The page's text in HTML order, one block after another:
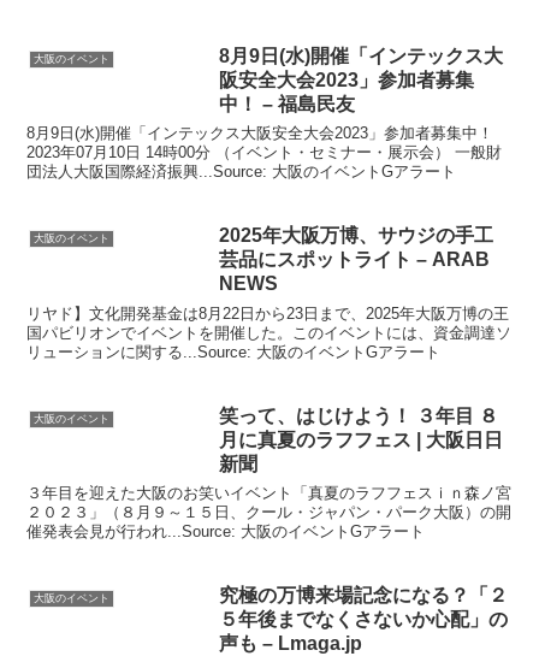
大阪のイベント 8月9日(水)開催「インテックス大
阪安全大会2023」参加者募集
中！ – 福島民友
8月9日(水)開催「インテックス大阪安全大会2023」参加者募集中！
2023年07月10日 14時00分 （イベント・セミナー・展示会） 一般財
団法人大阪国際経済振興...Source: 大阪のイベントGアラート
大阪のイベント 2025年大阪万博、サウジの手工
芸品にスポットライト – ARAB
NEWS
リヤド】文化開発基金は8月22日から23日まで、2025年大阪万博の王
国パビリオンでイベントを開催した。このイベントには、資金調達ソ
リューションに関する...Source: 大阪のイベントGアラート
大阪のイベント
笑って、はじけよう！ ３年目 ８
月に真夏のラフフェス | 大阪 日日
新聞
３年目を迎えた大阪のお笑いイベント「真夏のラフフェスｉｎ森ノ宮
２０２３」（８月９～１５日、クール・ジャパン・パーク大阪）の開
催発表会見が行われ...Source: 大阪のイベントGアラート
大阪のイベント
究極の万博来場記念になる？「２
５年後までなくさないか心配」の
声も – Lmaga.jp